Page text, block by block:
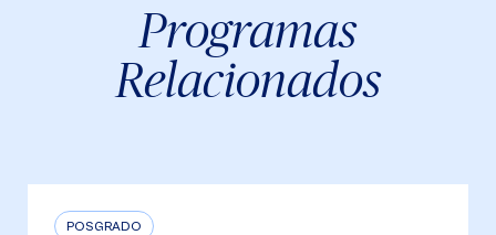
Programas
Relacionados
POSGRADO